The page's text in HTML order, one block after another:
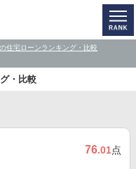
住宅ローンランキング・比較
・比較
76.01点